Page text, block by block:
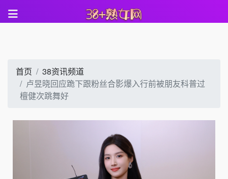
首页
38资讯频道
卢昱晓回应跪下跟粉丝合影爆入行前被朋友科普过
檀健次跳舞好